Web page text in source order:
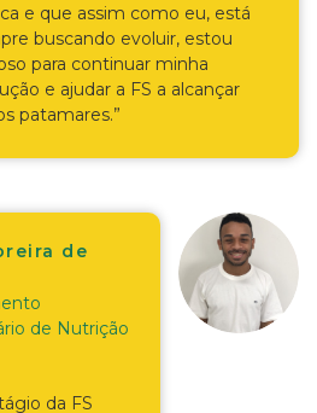
e que assim como eu, está
buscando evoluir, estou
para continuar minha
e ajudar a FS a alcançar
patamares.”
de
de Nutrição
da FS